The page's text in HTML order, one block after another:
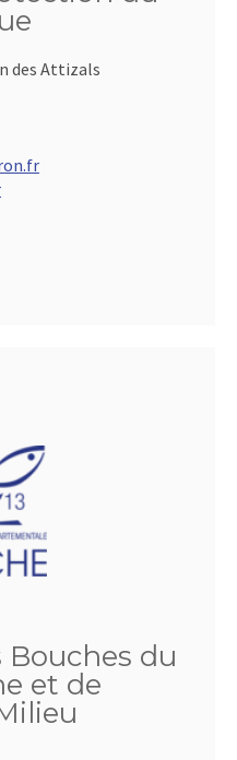
des Attizals
Bouches du
et de